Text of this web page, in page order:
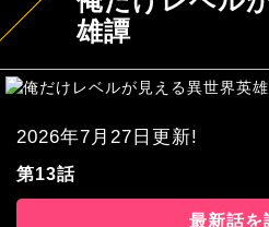
雄譚
2026年7月27日更新!
第13話
最新話を